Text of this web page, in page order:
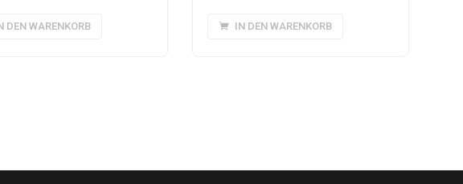
DEN WARENKORB IN DEN WARENKORB